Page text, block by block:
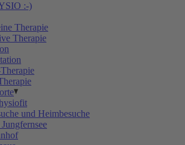
:-)
Therapie
Therapie
und Heimbesuche